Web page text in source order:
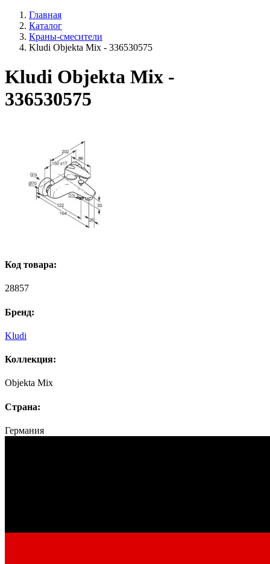
Главная
Каталог
Краны-смесители
Kludi Objekta Mix - 336530575
Kludi Objekta Mix -
336530575
Код товара:
28857
Бренд:
Kludi
Коллекция:
Objekta Mix
Страна:
Германия